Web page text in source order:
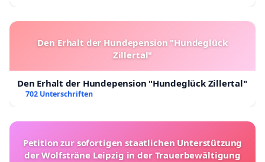
Den Erhalt der Hundepension "Hundeglück
Zillertal"
Den Erhalt der Hundepension "Hundeglück Zillertal"
702 Unterschriften
Petition zur sofortigen staatlichen Unterstützung
der Wolfsträne Leipzig in der Trauerbewältigung